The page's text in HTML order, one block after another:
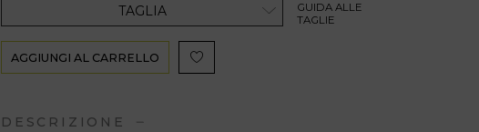
GUIDA ALLE
TAGLIE
TAGLIA
AGGIUNGI AL CARRELLO
DESCRIZIONE